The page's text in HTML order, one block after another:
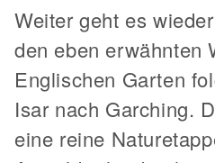
Weiter geht es
den eben erwähnten
Englischen Garten
Isar nach Garching.
eine reine